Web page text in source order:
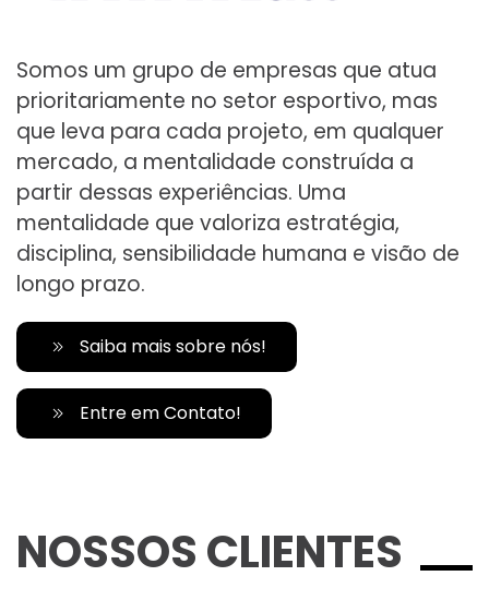
Somos um grupo de empresas que atua
prioritariamente no setor esportivo, mas
que leva para cada projeto, em qualquer
mercado, a mentalidade construída a
partir dessas experiências. Uma
mentalidade que valoriza estratégia,
disciplina, sensibilidade humana e visão de
longo prazo.
Saiba mais sobre nós!
Entre em Contato!
NOSSOS CLIENTES